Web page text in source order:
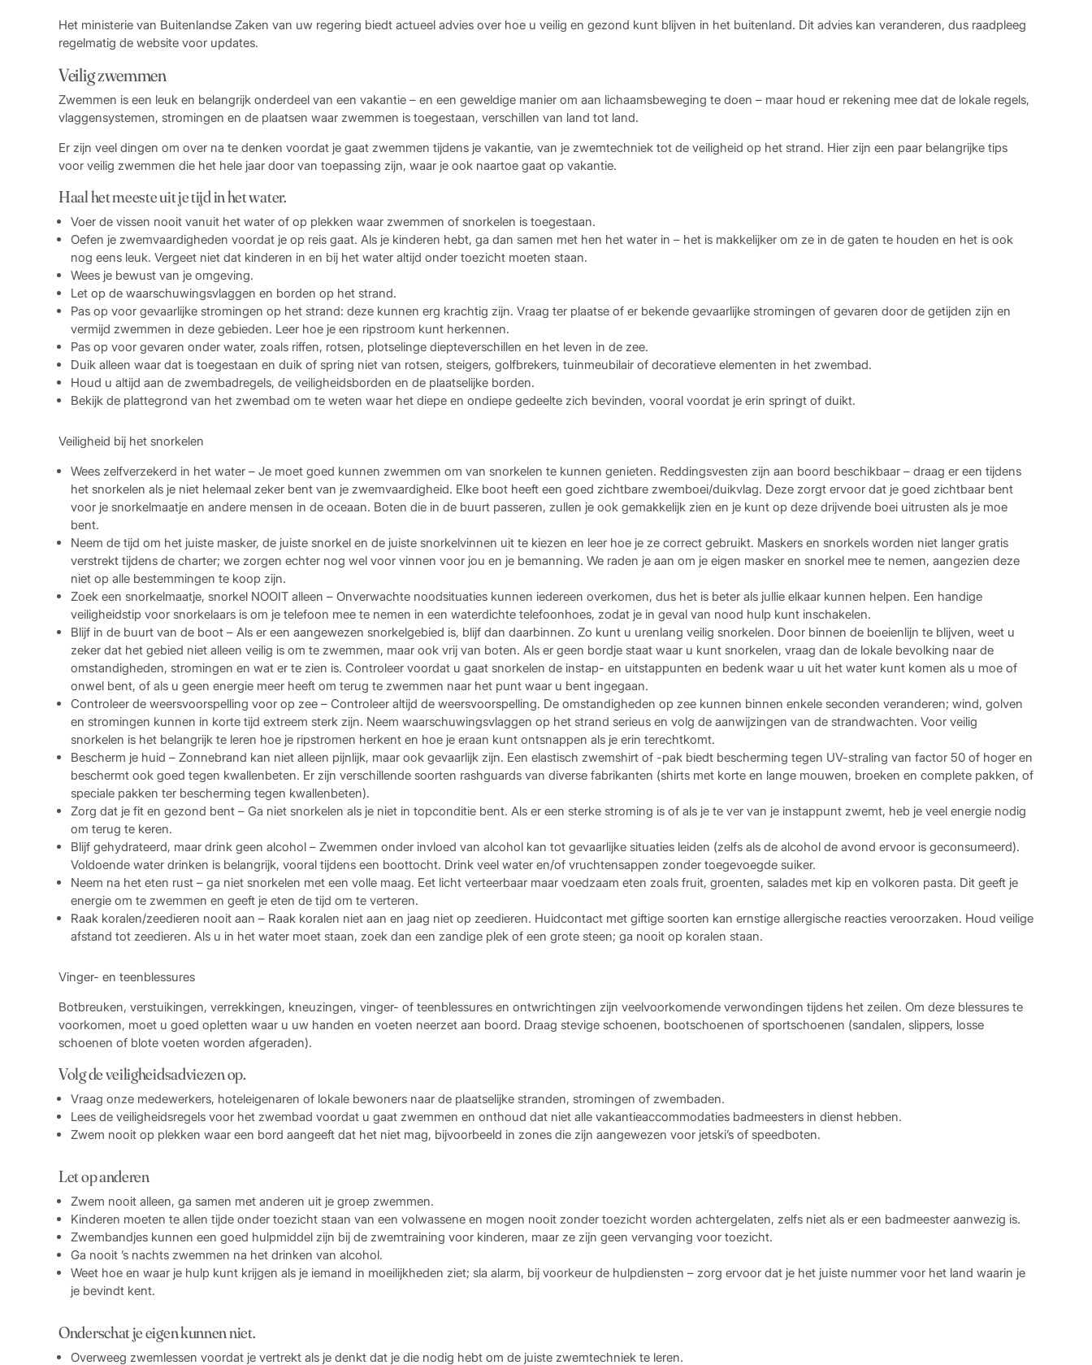
Het ministerie van Buitenlandse Zaken van uw regering biedt actueel advies over hoe u veilig en gezond kunt blijven in het buitenland. Dit advies kan veranderen, dus raadpleeg
regelmatig de website voor updates.
Veilig zwemmen
Zwemmen is een leuk en belangrijk onderdeel van een vakantie – en een geweldige manier om aan lichaamsbeweging te doen – maar houd er rekening mee dat de lokale regels,
vlaggensystemen, stromingen en de plaatsen waar zwemmen is toegestaan, verschillen van land tot land.
Er zijn veel dingen om over na te denken voordat je gaat zwemmen tijdens je vakantie, van je zwemtechniek tot de veiligheid op het strand. Hier zijn een paar belangrijke tips
voor veilig zwemmen die het hele jaar door van toepassing zijn, waar je ook naartoe gaat op vakantie.
Haal het meeste uit je tijd in het water.
Voer de vissen nooit vanuit het water of op plekken waar zwemmen of snorkelen is toegestaan.
Oefen je zwemvaardigheden voordat je op reis gaat. Als je kinderen hebt, ga dan samen met hen het water in – het is makkelijker om ze in de gaten te houden en het is ook
nog eens leuk. Vergeet niet dat kinderen in en bij het water altijd onder toezicht moeten staan.
Wees je bewust van je omgeving.
Let op de waarschuwingsvlaggen en borden op het strand.
Pas op voor gevaarlijke stromingen op het strand: deze kunnen erg krachtig zijn. Vraag ter plaatse of er bekende gevaarlijke stromingen of gevaren door de getijden zijn en
vermijd zwemmen in deze gebieden. Leer hoe je een ripstroom kunt herkennen.
Pas op voor gevaren onder water, zoals riffen, rotsen, plotselinge diepteverschillen en het leven in de zee.
Duik alleen waar dat is toegestaan ​​en duik of spring niet van rotsen, steigers, golfbrekers, tuinmeubilair of decoratieve elementen in het zwembad.
Houd u altijd aan de zwembadregels, de veiligheidsborden en de plaatselijke borden.
Bekijk de plattegrond van het zwembad om te weten waar het diepe en ondiepe gedeelte zich bevinden, vooral voordat je erin springt of duikt.
Veiligheid bij het snorkelen
Wees zelfverzekerd in het water – Je moet goed kunnen zwemmen om van snorkelen te kunnen genieten. Reddingsvesten zijn aan boord beschikbaar – draag er een tijdens
het snorkelen als je niet helemaal zeker bent van je zwemvaardigheid. Elke boot heeft een goed zichtbare zwemboei/duikvlag. Deze zorgt ervoor dat je goed zichtbaar bent
voor je snorkelmaatje en andere mensen in de oceaan. Boten die in de buurt passeren, zullen je ook gemakkelijk zien en je kunt op deze drijvende boei uitrusten als je moe
bent.
Neem de tijd om het juiste masker, de juiste snorkel en de juiste snorkelvinnen uit te kiezen en leer hoe je ze correct gebruikt. Maskers en snorkels worden niet langer gratis
verstrekt tijdens de charter; we zorgen echter nog wel voor vinnen voor jou en je bemanning. We raden je aan om je eigen masker en snorkel mee te nemen, aangezien deze
niet op alle bestemmingen te koop zijn.
Zoek een snorkelmaatje, snorkel NOOIT alleen – Onverwachte noodsituaties kunnen iedereen overkomen, dus het is beter als jullie elkaar kunnen helpen. Een handige
veiligheidstip voor snorkelaars is om je telefoon mee te nemen in een waterdichte telefoonhoes, zodat je in geval van nood hulp kunt inschakelen.
Blijf in de buurt van de boot – Als er een aangewezen snorkelgebied is, blijf dan daarbinnen. Zo kunt u urenlang veilig snorkelen. Door binnen de boeienlijn te blijven, weet u
zeker dat het gebied niet alleen veilig is om te zwemmen, maar ook vrij van boten. Als er geen bordje staat waar u kunt snorkelen, vraag dan de lokale bevolking naar de
omstandigheden, stromingen en wat er te zien is. Controleer voordat u gaat snorkelen de instap- en uitstappunten en bedenk waar u uit het water kunt komen als u moe of
onwel bent, of als u geen energie meer heeft om terug te zwemmen naar het punt waar u bent ingegaan.
Controleer de weersvoorspelling voor op zee – Controleer altijd de weersvoorspelling. De omstandigheden op zee kunnen binnen enkele seconden veranderen; wind, golven
en stromingen kunnen in korte tijd extreem sterk zijn. Neem waarschuwingsvlaggen op het strand serieus en volg de aanwijzingen van de strandwachten. Voor veilig
snorkelen is het belangrijk te leren hoe je ripstromen herkent en hoe je eraan kunt ontsnappen als je erin terechtkomt.
Bescherm je huid – Zonnebrand kan niet alleen pijnlijk, maar ook gevaarlijk zijn. Een elastisch zwemshirt of -pak biedt bescherming tegen UV-straling van factor 50 of hoger en
beschermt ook goed tegen kwallenbeten. Er zijn verschillende soorten rashguards van diverse fabrikanten (shirts met korte en lange mouwen, broeken en complete pakken, of
speciale pakken ter bescherming tegen kwallenbeten).
Zorg dat je fit en gezond bent – Ga niet snorkelen als je niet in topconditie bent. Als er een sterke stroming is of als je te ver van je instappunt zwemt, heb je veel energie nodig
om terug te keren.
Blijf gehydrateerd, maar drink geen alcohol – Zwemmen onder invloed van alcohol kan tot gevaarlijke situaties leiden (zelfs als de alcohol de avond ervoor is geconsumeerd).
Voldoende water drinken is belangrijk, vooral tijdens een boottocht. Drink veel water en/of vruchtensappen zonder toegevoegde suiker.
Neem na het eten rust – ga niet snorkelen met een volle maag. Eet licht verteerbaar maar voedzaam eten zoals fruit, groenten, salades met kip en volkoren pasta. Dit geeft je
energie om te zwemmen en geeft je eten de tijd om te verteren.
Raak koralen/zeedieren nooit aan – Raak koralen niet aan en jaag niet op zeedieren. Huidcontact met giftige soorten kan ernstige allergische reacties veroorzaken. Houd veilige
afstand tot zeedieren. Als u in het water moet staan, zoek dan een zandige plek of een grote steen; ga nooit op koralen staan.
Vinger- en teenblessures
Botbreuken, verstuikingen, verrekkingen, kneuzingen, vinger- of teenblessures en ontwrichtingen zijn veelvoorkomende verwondingen tijdens het zeilen. Om deze blessures te
voorkomen, moet u goed opletten waar u uw handen en voeten neerzet aan boord. Draag stevige schoenen, bootschoenen of sportschoenen (sandalen, slippers, losse
schoenen of blote voeten worden afgeraden).
Volg de veiligheidsadviezen op.
Vraag onze medewerkers, hoteleigenaren of lokale bewoners naar de plaatselijke stranden, stromingen of zwembaden.
Lees de veiligheidsregels voor het zwembad voordat u gaat zwemmen en onthoud dat niet alle vakantieaccommodaties badmeesters in dienst hebben.
Zwem nooit op plekken waar een bord aangeeft dat het niet mag, bijvoorbeeld in zones die zijn aangewezen voor jetski’s of speedboten.
Let op anderen
Zwem nooit alleen, ga samen met anderen uit je groep zwemmen.
Kinderen moeten te allen tijde onder toezicht staan ​​van een volwassene en mogen nooit zonder toezicht worden achtergelaten, zelfs niet als er een badmeester aanwezig is.
Zwembandjes kunnen een goed hulpmiddel zijn bij de zwemtraining voor kinderen, maar ze zijn geen vervanging voor toezicht.
Ga nooit ’s nachts zwemmen na het drinken van alcohol.
Weet hoe en waar je hulp kunt krijgen als je iemand in moeilijkheden ziet; sla alarm, bij voorkeur de hulpdiensten – zorg ervoor dat je het juiste nummer voor het land waarin je
je bevindt kent.
Onderschat je eigen kunnen niet.
Overweeg zwemlessen voordat je vertrekt als je denkt dat je die nodig hebt om de juiste zwemtechniek te leren.